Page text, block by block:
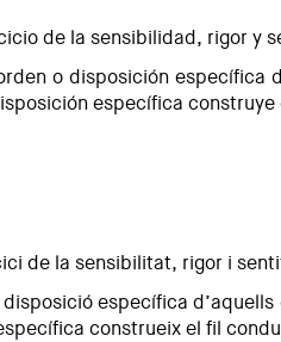
de la sensibilidad, rigor y
o disposición
específica
de la sensibilitat, rigor i
específica
construeix el fil